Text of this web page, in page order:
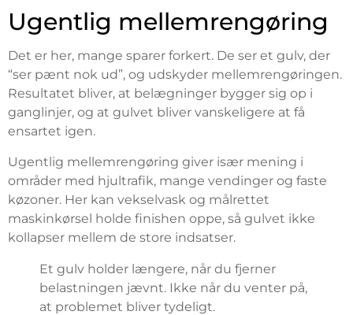
Ugentlig mellemrengøring
Det er her, mange sparer forkert. De ser et gulv, der
“ser pænt nok ud”, og udskyder mellemrengøringen.
Resultatet bliver, at belægninger bygger sig op i
ganglinjer, og at gulvet bliver vanskeligere at få
ensartet igen.
Ugentlig mellemrengøring giver især mening i
områder med hjultrafik, mange vendinger og faste
køzoner. Her kan vekselvask og målrettet
maskinkørsel holde finishen oppe, så gulvet ikke
kollapser mellem de store indsatser.
Et gulv holder længere, når du fjerner
belastningen jævnt. Ikke når du venter på,
at problemet bliver tydeligt.